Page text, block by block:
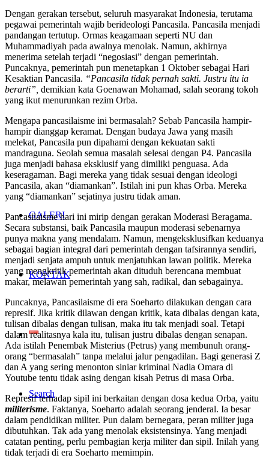
GALERI
KONTAK
Search
Dengan gerakan tersebut, seluruh masyarakat Indonesia, terutama
pegawai pemerintah wajib berideologi Pancasila. Pancasila menjadi
pandangan tertutup. Ormas keagamaan seperti NU dan
Muhammadiyah pada awalnya menolak. Namun, akhirnya
menerima setelah terjadi “negosiasi” dengan pemerintah.
Puncaknya, pemerintah pun menetapkan 1 Oktober sebagai Hari
Kesaktian Pancasila. “Pancasila tidak pernah sakti. Justru itu ia
berarti”, demikian kata Goenawan Mohamad, salah seorang tokoh
yang ikut menurunkan rezim Orba.
Mengapa pancasilaisme ini bermasalah? Sebab Pancasila hampir-
hampir dianggap keramat. Dengan budaya Jawa yang masih
melekat, Pancasila pun dipahami dengan kekuatan sakti
mandraguna. Seolah semua masalah selesai dengan P4. Pancasila
juga menjadi bahasa eksklusif yang dimiliki penguasa. Ada
keseragaman. Bagi mereka yang tidak sesuai dengan ideologi
Pancasila, akan “diamankan”. Istilah ini pun khas Orba. Mereka
yang “diamankan” sejatinya justru tidak aman.
Pancasilaisme hari ini mirip dengan gerakan Moderasi Beragama.
Secara substansi, baik Pancasila maupun moderasi sebenarnya
punya makna yang mendalam. Namun, mengeksklusifkan keduanya
sebagai bagian integral dari pemerintah dengan tafsirannya sendiri,
menjadi senjata ampuh untuk menjatuhkan lawan politik. Mereka
yang mengkritik pemerintah akan dituduh berencana membuat
makar, melawan pemerintah yang sah, radikal, dan sebagainya.
Puncaknya, Pancasilaisme di era Soeharto dilakukan dengan cara
represif. Jika kritik dilawan dengan kritik, kata dibalas dengan kata,
tulisan dibalas dengan tulisan, maka itu tak menjadi soal. Tetapi
dalam realitasnya kala itu, tulisan justru dibalas dengan senapan.
Ada istilah Penembak Misterius (Petrus) yang membunuh orang-
orang “bermasalah” tanpa melalui jalur pengadilan. Bagi generasi Z
dan A yang sering menonton siniar kriminal Nadia Omara di
Youtube tentu tidak asing dengan kisah Petrus di masa Orba.
Represif terhadap sipil ini berkaitan dengan dosa kedua Orba, yaitu
militerisme. Faktanya, Soeharto adalah seorang jenderal. Ia besar
dalam pendidikan militer. Pun dalam bernegara, peran militer juga
dibutuhkan. Tak ada yang menolak eksistensinya. Yang menjadi
catatan penting, perlu pembagian kerja militer dan sipil. Inilah yang
tidak terjadi di era Soeharto memimpin.